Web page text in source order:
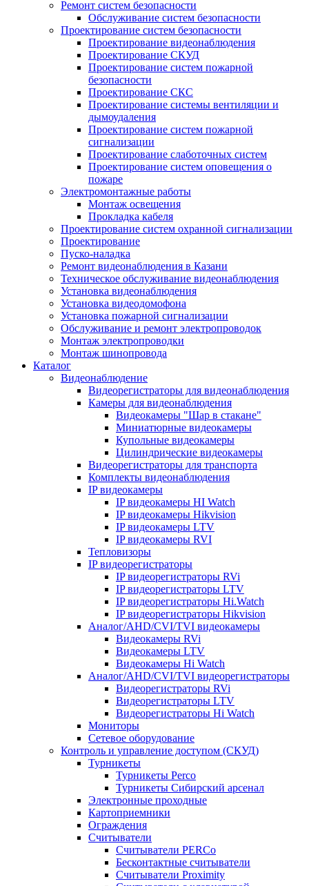
Ремонт систем безопасности
Обслуживание систем безопасности
Проектирование систем безопасности
Проектирование видеонаблюдения
Проектирование СКУД
Проектирование систем пожарной
безопасности
Проектирование СКС
Проектирование системы вентиляции и
дымоудаления
Проектирование систем пожарной
сигнализации
Проектирование слаботочных систем
Проектирование систем оповещения о
пожаре
Электромонтажные работы
Монтаж освещения
Прокладка кабеля
Проектирование систем охранной сигнализации
Проектирование
Пуско-наладка
Ремонт видеонаблюдения в Казани
Техническое обслуживание видеонаблюдения
Установка видеонаблюдения
Установка видеодомофона
Установка пожарной сигнализации
Обслуживание и ремонт электропроводок
Монтаж электропроводки
Монтаж шинопровода
Каталог
Видеонаблюдение
Видеорегистраторы для видеонаблюдения
Камеры для видеонаблюдения
Видеокамеры "Шар в стакане"
Миниатюрные видеокамеры
Купольные видеокамеры
Цилиндрические видеокамеры
Видеорегистраторы для транспорта
Комплекты видеонаблюдения
IP видеокамеры
IP видеокамеры HI Watch
IP видеокамеры Hikvision
IP видеокамеры LTV
IP видеокамеры RVI
Тепловизоры
IP видеорегистраторы
IP видеорегистраторы RVi
IP видеорегистраторы LTV
IP видеорегистраторы Hi.Watch
IP видеорегистраторы Hikvision
Аналог/AHD/CVI/TVI видеокамеры
Видеокамеры RVi
Видеокамеры LTV
Видеокамеры Hi Watch
Аналог/AHD/CVI/TVI видеорегистраторы
Видеорегистраторы RVi
Видеорегистраторы LTV
Видеорегистраторы Hi Watch
Мониторы
Сетевое оборудование
Контроль и управление доступом (СКУД)
Турникеты
Турникеты Perco
Турникеты Сибирский арсенал
Электронные проходные
Картоприемники
Ограждения
Считыватели
Считыватели PERCo
Бесконтактные считыватели
Считыватели Proximity